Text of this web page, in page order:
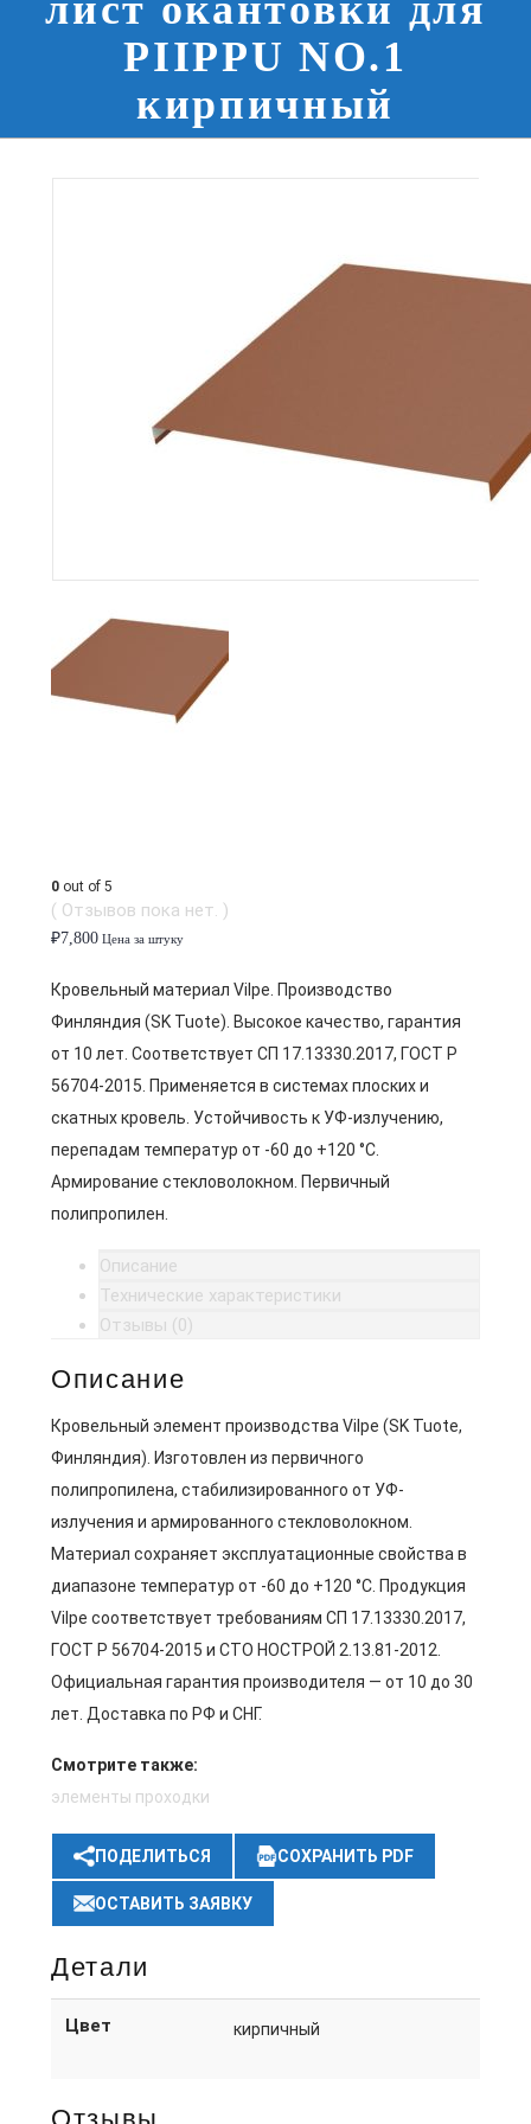
лист окантовки для
PIIPPU NO.1
кирпичный
0 out of 5
( Отзывов пока нет. )
₽7,800 Цена за штуку
Кровельный материал Vilpe. Производство
Финляндия (SK Tuote). Высокое качество, гарантия
от 10 лет. Соответствует СП 17.13330.2017, ГОСТ Р
56704-2015. Применяется в системах плоских и
скатных кровель. Устойчивость к УФ-излучению,
перепадам температур от -60 до +120 °C.
Армирование стекловолокном. Первичный
полипропилен.
Описание
Технические характеристики
Отзывы (0)
Описание
Кровельный элемент производства Vilpe (SK Tuote,
Финляндия). Изготовлен из первичного
полипропилена, стабилизированного от УФ-
излучения и армированного стекловолокном.
Материал сохраняет эксплуатационные свойства в
диапазоне температур от -60 до +120 °C. Продукция
Vilpe соответствует требованиям СП 17.13330.2017,
ГОСТ Р 56704-2015 и СТО НОСТРОЙ 2.13.81-2012.
Официальная гарантия производителя — от 10 до 30
лет. Доставка по РФ и СНГ.
Смотрите также:
элементы проходки
ПОДЕЛИТЬСЯ СОХРАНИТЬ PDF
ОСТАВИТЬ ЗАЯВКУ
Детали
Цвет кирпичный